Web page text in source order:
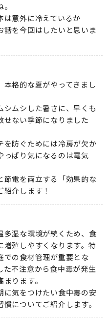
。
は意外に冷えているか
話を今回はしたいと思いま
本格的な夏がやってきまし
シムシした暑さに、早くも
せない季節になりました
を防ぐためには冷房が欠か
っぱり気になるのは電気
節電を両立する「効果的な
介します！
多湿な環境が続くため、 食
増殖しやすくなります。 特
での食材管理が重要とな
た不注意から食中毒が発生
まります。
に気をつけたい食中毒の安
慣についてご紹介します。